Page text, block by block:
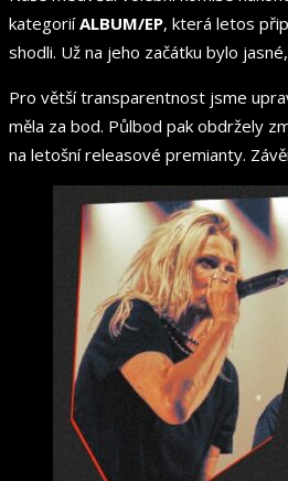
kategoriíALBUM/EP, která letos
shodli. Už na jeho začátku bylo
Pro větší transparentnost jsme
měla za bod. Půlbod pak obdržely
na letošní releasové premianty.